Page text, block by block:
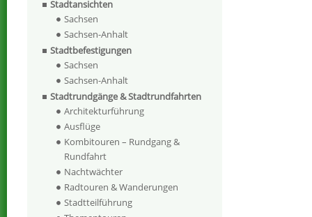
Stadtansichten
Sachsen
Sachsen-Anhalt
Stadtbefestigungen
Sachsen
Sachsen-Anhalt
Stadtrundgänge & Stadtrundfahrten
Architekturführung
Ausflüge
Kombitouren – Rundgang &
Rundfahrt
Nachtwächter
Radtouren & Wanderungen
Stadtteilführung